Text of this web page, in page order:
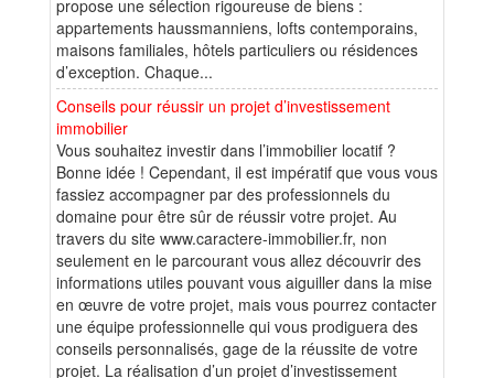
propose une sélection rigoureuse de biens :
appartements haussmanniens, lofts contemporains,
maisons familiales, hôtels particuliers ou résidences
d’exception. Chaque...
Conseils pour réussir un projet d’investissement
immobilier
Vous souhaitez investir dans l’immobilier locatif ?
Bonne idée ! Cependant, il est impératif que vous vous
fassiez accompagner par des professionnels du
domaine pour être sûr de réussir votre projet. Au
travers du site www.caractere-immobilier.fr, non
seulement en le parcourant vous allez découvrir des
informations utiles pouvant vous aiguiller dans la mise
en œuvre de votre projet, mais vous pourrez contacter
une équipe professionnelle qui vous prodiguera des
conseils personnalisés, gage de la réussite de votre
projet. La réalisation d’un projet d’investissement